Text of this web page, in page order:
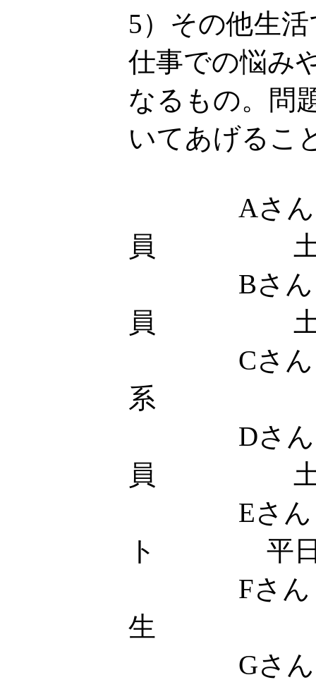
5）その他生
仕事での悩み
なるもの。問
いてあげるこ
Aさん
員 土
Bさん
員
Cさん
系 土
Dさん
員 土
Eさん
ト 平日18
Fさん
生 土
Gさ